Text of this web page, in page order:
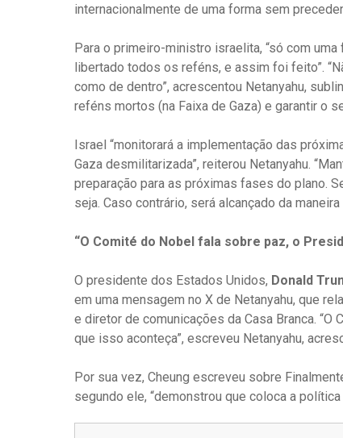
internacionalmente de uma forma sem
Para o primeiro-ministro israelita, “só com
libertado todos os reféns, e assim foi feito”.
como de dentro”, acrescentou Netanyahu,
reféns mortos (na Faixa de Gaza) e garantir o
Israel “monitorará a implementação das
Gaza desmilitarizada”, reiterou Netanyahu.
preparação para as próximas fases do plano.
seja. Caso contrário, será alcançado da
“O Comité do Nobel fala sobre paz, o
O presidente dos Estados Unidos, Donald
em uma mensagem no X de Netanyahu, que
e diretor de comunicações da Casa Branca.
que isso aconteça”, escreveu Netanyahu,
Por sua vez, Cheung escreveu sobre
segundo ele, “demonstrou que coloca a política